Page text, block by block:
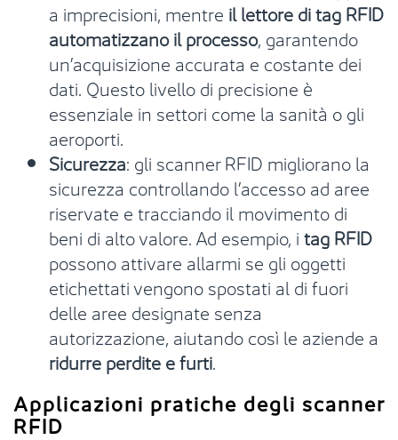
a imprecisioni, mentre il lettore di tag RFID
automatizzano il processo, garantendo
un’acquisizione accurata e costante dei
dati. Questo livello di precisione è
essenziale in settori come la sanità o gli
aeroporti.
Sicurezza: gli scanner RFID migliorano la
sicurezza controllando l’accesso ad aree
riservate e tracciando il movimento di
beni di alto valore. Ad esempio, itag RFID
possono attivare allarmi se gli oggetti
etichettati vengono spostati al di fuori
delle aree designate senza
autorizzazione, aiutando così le aziende a
ridurre perdite e furti.
Applicazioni pratiche degli scanner
RFID